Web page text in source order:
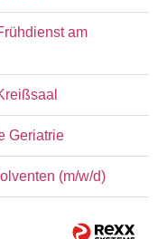
am
Geriatrie
(m/w/d)